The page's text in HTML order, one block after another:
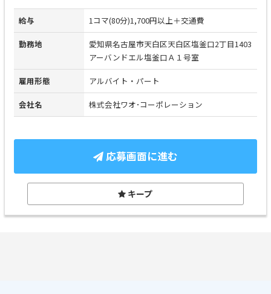
給与 1コマ(80分)1,700円以上＋交通費
勤務地
愛知県名古屋市天白区天白区塩釜口2丁目1403
アーバンドエル塩釜口Ａ１号室
雇用形態 アルバイト・パート
会社名 株式会社ワオ･コーポレーション
応募画面に進む
キープ